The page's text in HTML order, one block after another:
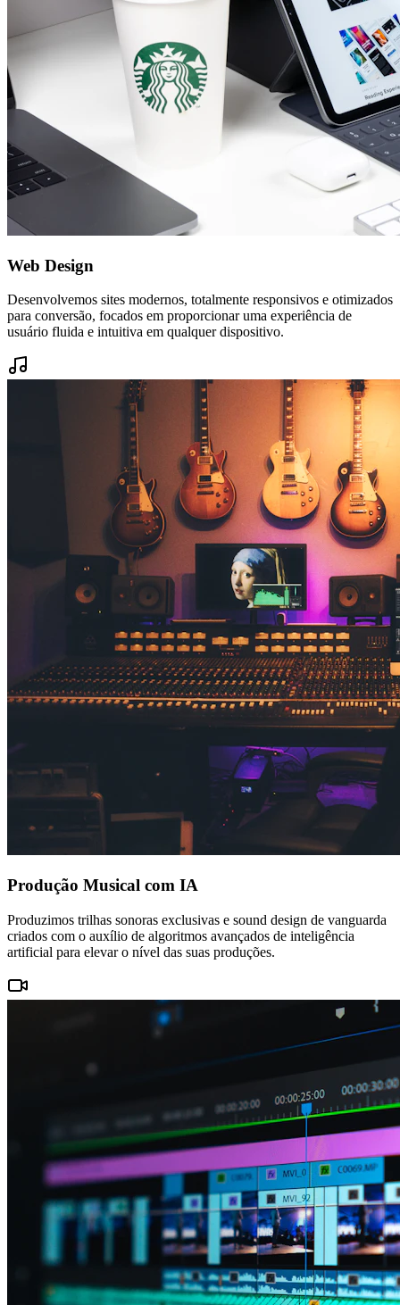
Web Design
Desenvolvemos sites modernos, totalmente responsivos e otimizados
para conversão, focados em proporcionar uma experiência de
usuário fluida e intuitiva em qualquer dispositivo.
Produção Musical com IA
Produzimos trilhas sonoras exclusivas e sound design de vanguarda
criados com o auxílio de algoritmos avançados de inteligência
artificial para elevar o nível das suas produções.